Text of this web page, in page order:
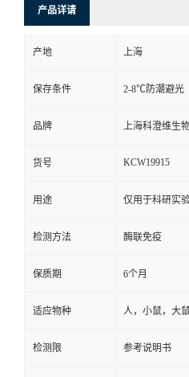
产品详请
产地 上海
保存条件 2-8℃防潮避光
品牌 上海科澄维生
货号 KCW19915
用途 仅用于科研实
检测方法 酶联免疫
保质期 6个月
适应物种 人，小鼠，大
检测限 参考说明书